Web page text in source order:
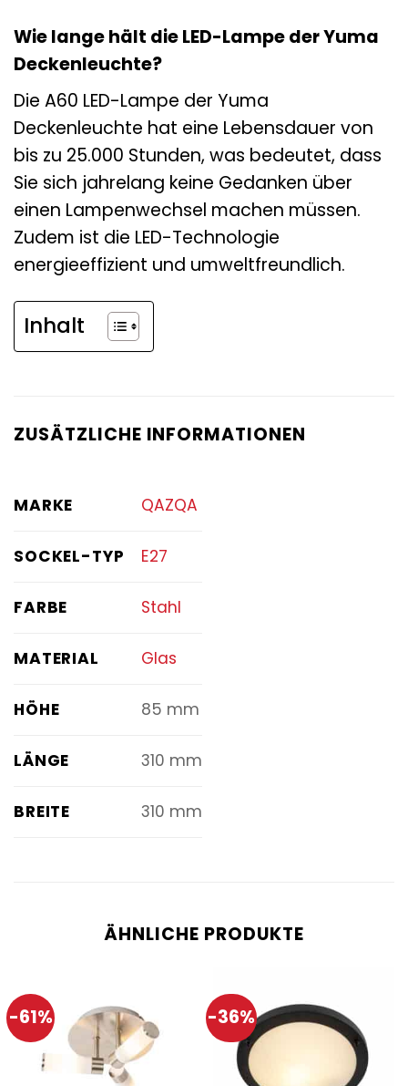
Wie lange hält die LED-Lampe der Yuma
Deckenleuchte?
Die A60 LED-Lampe der Yuma
Deckenleuchte hat eine Lebensdauer von
bis zu 25.000 Stunden, was bedeutet, dass
Sie sich jahrelang keine Gedanken über
einen Lampenwechsel machen müssen.
Zudem ist die LED-Technologie
energieeffizient und umweltfreundlich.
Inhalt
ZUSÄTZLICHE INFORMATIONEN
MARKE QAZQA
SOCKEL-TYP E27
FARBE Stahl
MATERIAL Glas
HÖHE 85 mm
LÄNGE 310 mm
BREITE 310 mm
ÄHNLICHE PRODUKTE
-61% -36%